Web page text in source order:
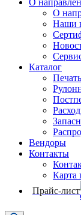
О
О
Наши
Каталог
Вендоры
Контакты
Карта
Прайс-лист